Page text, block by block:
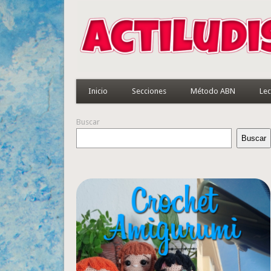
Inicio Secciones Método ABN
Buscar
Buscar